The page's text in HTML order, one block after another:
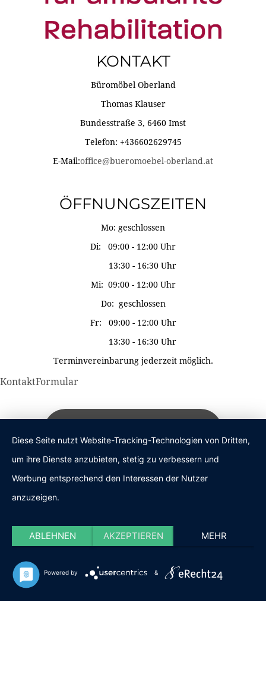
KONTAKT
Büromöbel Oberland
Thomas Klauser
Bundesstraße 3, 6460 Imst
Telefon: +436602629745
E-Mail:office@bueromoebel-oberland.at
ÖFFNUNGSZEITEN
Mo: geschlossen
Di: 09:00 - 12:00 Uhr
13:30 - 16:30 Uhr
Mi: 09:00 - 12:00 Uhr
Do: geschlossen
Fr: 09:00 - 12:00 Uhr
13:30 - 16:30 Uhr
Terminvereinbarung jederzeit möglich.
KontaktFormular
FOLGE BÜROMÖBEL
Diese Seite nutzt Website-Tracking-Technologien von Dritten,
um ihre Dienste anzubieten, stetig zu verbessern und
Werbung entsprechend den Interessen der Nutzer
anzuzeigen.
ABLEHNEN AKZEPTIEREN MEHR
Powered by &